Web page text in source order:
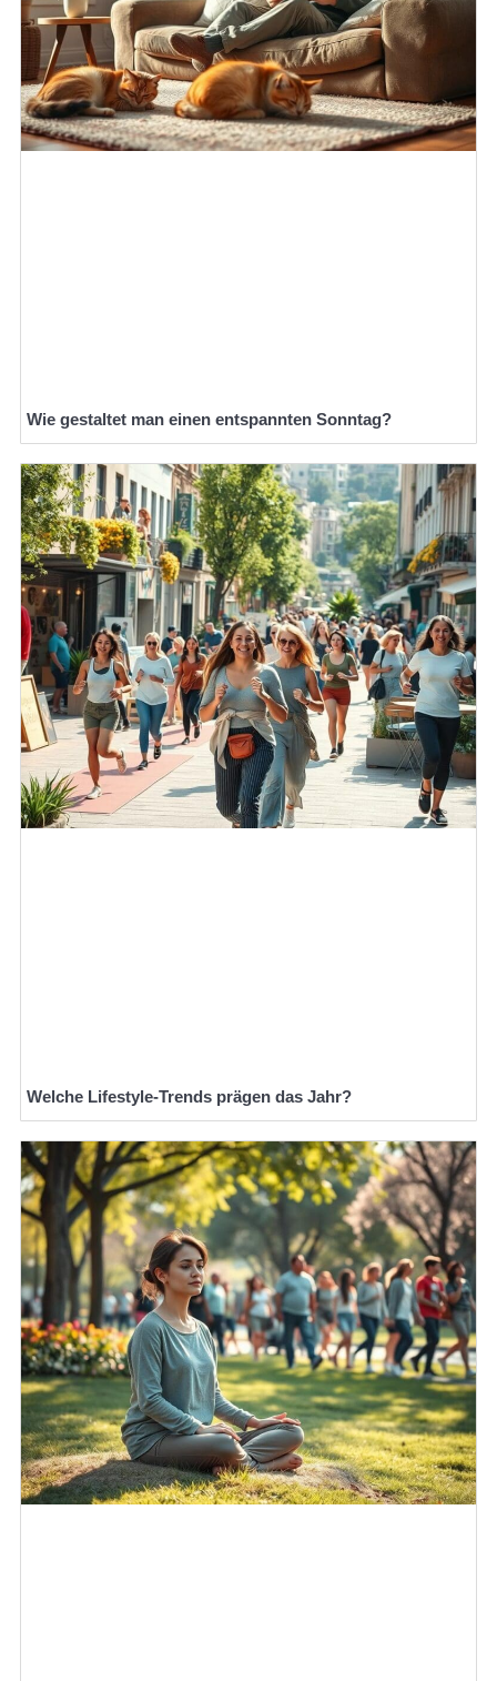
Wie gestaltet man einen entspannten Sonntag?
Welche Lifestyle-Trends prägen das Jahr?